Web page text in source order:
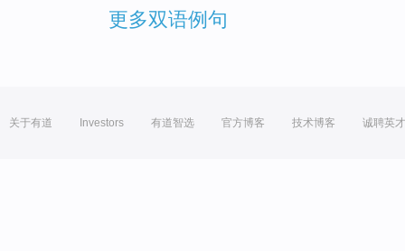
更多双语例句
关于有道 Investors 有道智选 官方博客 技术博客 诚聘英才